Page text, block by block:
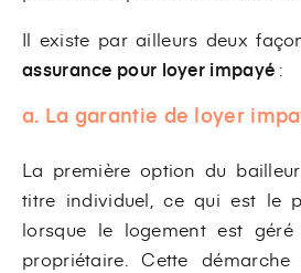
Il existe par ailleurs deux
assurance pour loyer impayé :
a. La garantie de loyer
La première option du
titre individuel, ce qui est le
lorsque le logement est
propriétaire. Cette